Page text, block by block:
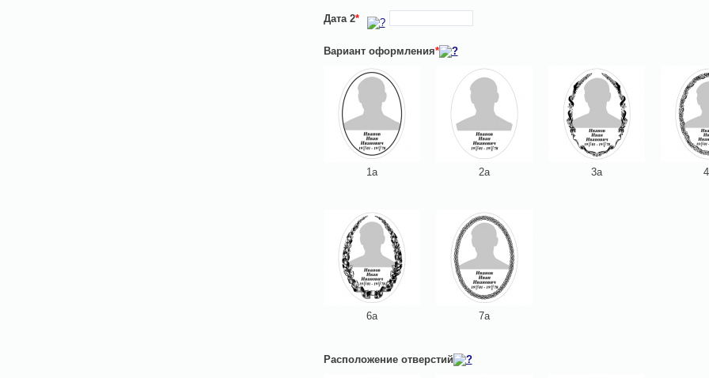
Дата 2*
Вариант оформления*
1а 2а 3а
6а 7а
Расположение отверстий